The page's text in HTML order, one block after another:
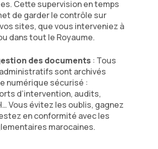
Cette supervision en temps
de garder le contrôle sur
sites, que vous interveniez à
dans tout le Royaume.
des documents: Tous
sont archivés
numérique sécurisé :
d’intervention, audits,
Vous évitez les oublis, gagnez
en conformité avec les
marocaines.